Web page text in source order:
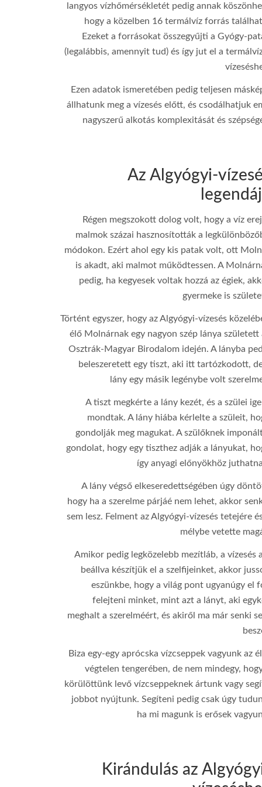
langyos vízhőmérsékletét pedig annak
hogy a közelben 16 termálvíz forrás
Ezeket a forrásokat összegyűjti a Gyógy-
(legalábbis, amennyit tud) és így jut el a
Ezen adatok ismeretében pedig teljesen
állhatunk meg a vízesés előtt, és csodálhatjuk
nagyszerű alkotás komplexitását és
Az Algyógyi-
Régen megszokott dolog volt, hogy a víz
malmok százai hasznosították a
módokon. Ezért ahol egy kis patak volt, ott
is akadt, aki malmot működtessen. A
pedig, ha kegyesek voltak hozzá az égiek,
gyermeke is
Történt egyszer, hogy az Algyógyi-vízesés
élő Molnárnak egy nagyon szép lánya született
Osztrák-Magyar Birodalom idején. A lányba
beleszeretett egy tiszt, aki itt tartózkodott,
lány egy másik legénybe volt
A tiszt megkérte a lány kezét, és a szülei
mondtak. A lány hiába kérlelte a szüleit,
gondolják meg magukat. A szülőknek
gondolat, hogy egy tiszthez adják a lányukat,
így anyagi előnyökhöz
A lány végső elkeseredettségében úgy
hogy ha a szerelme párjáé nem lehet, akkor
sem lesz. Felment az Algyógyi-vízesés tetejére
mélybe vetette
Amikor pedig legközelebb mezítláb, a vízesés
beállva készítjük el a szelfijeinket, akkor
eszünkbe, hogy a világ pont ugyanúgy el
felejteni minket, mint azt a lányt, aki
meghalt a szerelméért, és akiről ma már senki
Biza egy-egy aprócska vízcseppek vagyunk az
végtelen tengerében, de nem mindegy,
körülöttünk levő vízcseppeknek ártunk vagy
jobbot nyújtunk. Segíteni pedig csak úgy
ha mi magunk is erősek
Kirándulás az
ƒ/6.3
56 mm
1/40
Canon EOS 850D
ƒ/3.5
18 mm
160
1/500
Canon EOS 850D
55 mm
Canon EOS 850D